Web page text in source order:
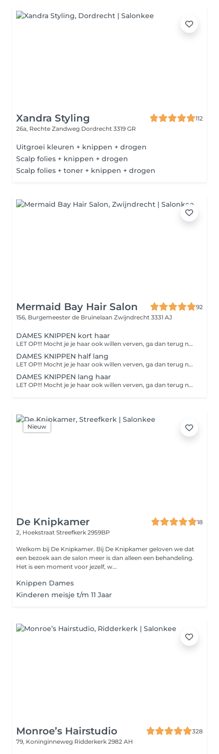
Xandra Styling
112
26a, Rechte Zandweg Dordrecht 3319 GR
Uitgroei kleuren + knippen + drogen
Scalp folies + knippen + drogen
Scalp folies + toner + knippen + drogen
Mermaid Bay Hair Salon
92
156, Burgemeester de Bruïnelaan Zwijndrecht 3331 AJ
DAMES KNIPPEN kort haar
LET OP!!! Mocht je je haar ook willen verven, ga dan terug naar het kopje verven, daar wordt jou gevraagd of je ook wilt knippen.
DAMES KNIPPEN half lang
LET OP!!! Mocht je je haar ook willen verven, ga dan terug naar het kopje verven, daar wordt jou gevraagd of je ook wilt knippen. Half lang haar is tot sleutelbeen. Model fohnen is met borstels Stylen/krullen is met krultang of styltang
DAMES KNIPPEN lang haar
LET OP!!! Mocht je je haar ook willen verven, ga dan terug naar het kopje verven, daar wordt jou gevraagd of je ook wilt knippen. haar vanaf langer dan sleutelbeen Blow out is met borstels Stylen/krullen is met krultang of styltang
Nieuw
De Knipkamer
18
2, Hoekstraat Streefkerk 2959BP
Welkom bij De Knipkamer. Bij De Knipkamer geloven we dat
een bezoek aan de salon meer is dan alleen een behandeling.
Het is een moment voor jezelf, w...
Knippen Dames
Kinderen meisje t/m 11 Jaar
Monroe’s Hairstudio
328
79, Koninginneweg Ridderkerk 2982 AH